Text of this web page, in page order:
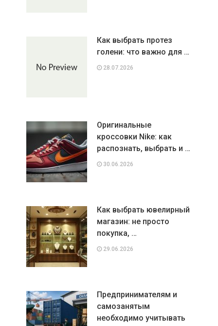
Как выбрать протез
голени: что важно для …
28.07.2026
Оригинальные
кроссовки Nike: как
распознать, выбрать и …
30.06.2026
Как выбрать ювелирный
магазин: не просто
покупка, …
29.06.2026
Предпринимателям и
самозанятым
необходимо учитывать